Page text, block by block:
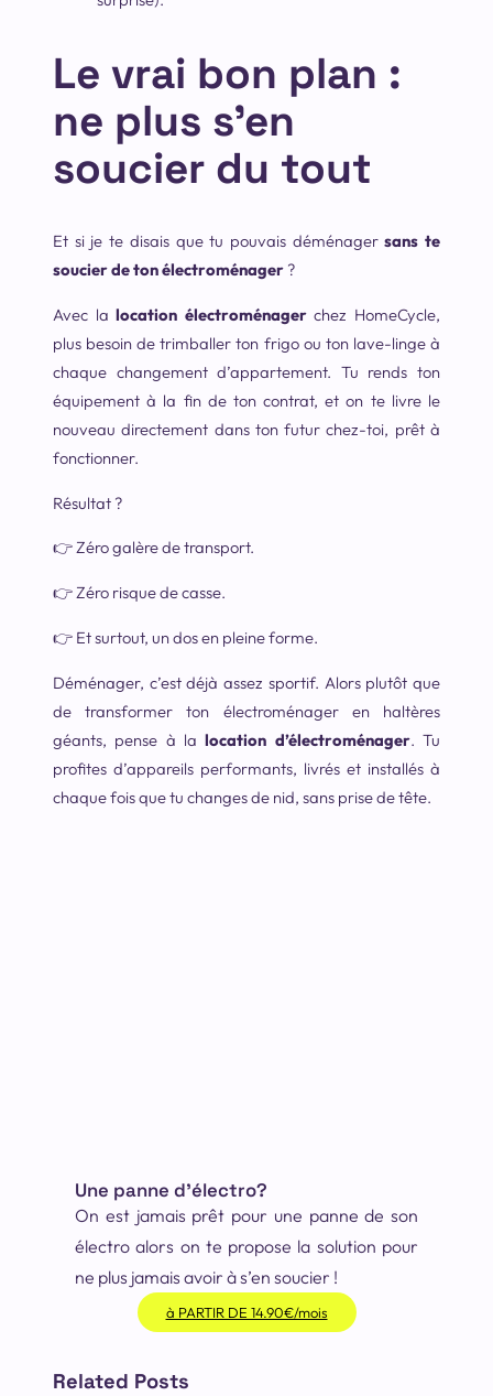
Le vrai bon plan :
ne plus s’en
soucier du tout
Et si je te disais que tu pouvais déménagersans te
soucier de ton électroménager ?
Avec lalocation électroménagerchez HomeCycle,
plus besoin de trimballer ton frigo ou ton lave-linge à
chaque changement d’appartement. Tu rends ton
équipement à la fin de ton contrat, et on te livre le
nouveau directement dans ton futur chez-toi, prêt à
fonctionner.
Résultat ?
👉 Zéro galère de transport.
👉 Zéro risque de casse.
👉 Et surtout, un dos en pleine forme.
Déménager, c’est déjà assez sportif. Alors plutôt que
de transformer ton électroménager en haltères
géants, pense à lalocation d’électroménager. Tu
profites d’appareils performants, livrés et installés à
chaque fois que tu changes de nid, sans prise de tête.
Une panne d’électro?
On est jamais prêt pour une panne de son
électro alors on te propose la solution pour
ne plus jamais avoir à s’en soucier !
à PARTIR DE 14.90€/mois
Related Posts